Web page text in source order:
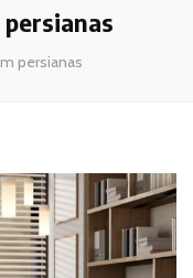
persianas